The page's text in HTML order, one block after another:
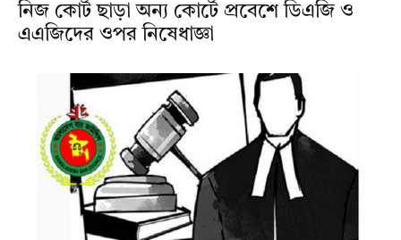
নিজ কোর্ট ছাড়া অন্য কোর্টে প্রবেশে ডিএজি ও
এএজিদের ওপর নিষেধাজ্ঞা